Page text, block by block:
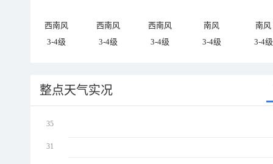
西南风 西南风 西南风 南风
南风
3-4级
3-4级 3-4级 3-4级 3-4级
整点天气实况
35
31